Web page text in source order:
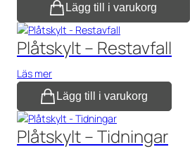
Lägg till i varukorg
Plåtskylt – Restavfall
Läs mer
Lägg till i varukorg
Plåtskylt – Tidningar